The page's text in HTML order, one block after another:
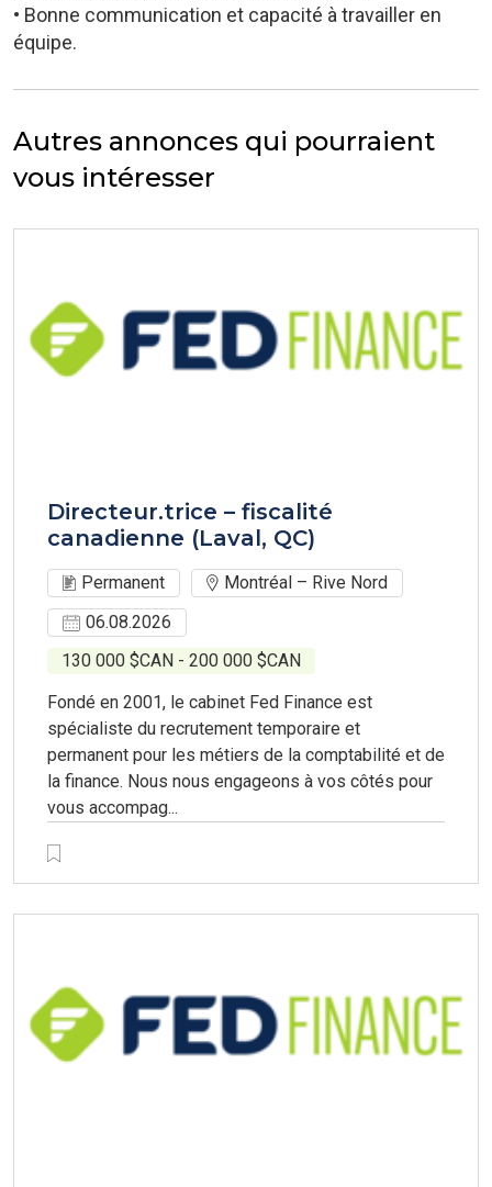
• Bonne communication et capacité à travailler en
équipe.
Autres annonces qui pourraient
vous intéresser
Directeur.trice – fiscalité
canadienne (Laval, QC)
Permanent
Montréal – Rive Nord
06.08.2026
130 000 $CAN - 200 000 $CAN
Fondé en 2001, le cabinet Fed Finance est
spécialiste du recrutement temporaire et
permanent pour les métiers de la comptabilité et de
la finance. Nous nous engageons à vos côtés pour
vous accompag...